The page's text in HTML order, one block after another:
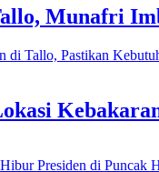
Munafri